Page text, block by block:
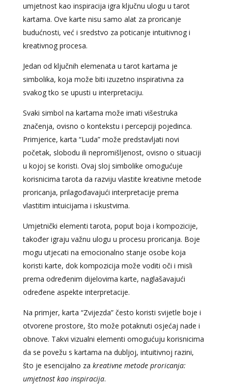
umjetnost kao inspiracija igra ključnu ulogu u tarot
kartama. Ove karte nisu samo alat za proricanje
budućnosti, već i sredstvo za poticanje intuitivnog i
kreativnog procesa.
Jedan od ključnih elemenata u tarot kartama je
simbolika, koja može biti izuzetno inspirativna za
svakog tko se upusti u interpretaciju.
Svaki simbol na kartama može imati višestruka
značenja, ovisno o kontekstu i percepciji pojedinca.
Primjerice, karta “Luda” može predstavljati novi
početak, slobodu ili nepromišljenost, ovisno o situaciji
u kojoj se koristi. Ovaj sloj simbolike omogućuje
korisnicima tarota da razviju vlastite kreativne metode
proricanja, prilagođavajući interpretacije prema
vlastitim intuicijama i iskustvima.
Umjetnički elementi tarota, poput boja i kompozicije,
također igraju važnu ulogu u procesu proricanja. Boje
mogu utjecati na emocionalno stanje osobe koja
koristi karte, dok kompozicija može voditi oči i misli
prema određenim dijelovima karte, naglašavajući
određene aspekte interpretacije.
Na primjer, karta “Zvijezda” često koristi svijetle boje i
otvorene prostore, što može potaknuti osjećaj nade i
obnove. Takvi vizualni elementi omogućuju korisnicima
da se povežu s kartama na dubljoj, intuitivnoj razini,
što je esencijalno za kreativne metode proricanja:
umjetnost kao inspiracija.